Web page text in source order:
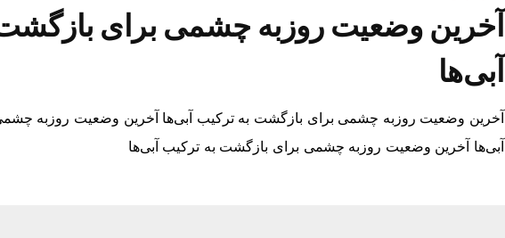
آخرین وضعیت روزبه چشمی برای
آبی‌ها
آخرین وضعیت روزبه چشمی برای بازگشت به ترکیب آبی‌ها آخرین وضعیت روزبه
آبی‌ها آخرین وضعیت روزبه چشمی برای بازگشت به ترکیب آبی‌ها